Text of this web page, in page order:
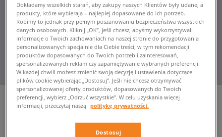
ADIDAS SL 72 OG W
Dokładamy wszelkich starań, aby zakupy naszych Klientów były udane, a
produkty, które wybierają – najlepiej dopasowane do ich potrzeb.
Robimy to jednak przy pełnym poszanowaniu bezpieczeństwa wszystkich
danych osobowych. Kliknij „OK”, jeśli chcesz, abyśmy wykorzystywali
informacje o Twoich zachowaniach na naszej stronie do przygotowania
personalizowanych specjalnie dla Ciebie treści, w tym rekomendacji
produktów dopasowanych do Twoich potrzeb i zainteresowań,
spersonalizowanych reklam czy zapamiętywanie wybranych preferencji.
W każdej chwili możesz zmienić swoją decyzję i ustawienia dotyczące
plików cookie wybierając „Dostosuj”. Jeśli nie chcesz otrzymywać
spersonalizowanej oferty produktów, dopasowanych do Twoich
preferencji, wybierz „Odrzuć wszystkie”. W celu uzyskania więcej
informacji, przeczytaj naszą politykę prywatności.
Dostosuj